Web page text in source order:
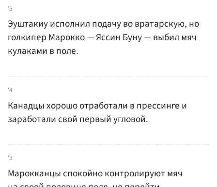
'5
Эуштакиу исполнил подачу во вратарскую, но
голкипер Марокко — Яссин Буну — выбил мяч
кулаками в поле.
'4
Канадцы хорошо отработали в прессинге и
заработали свой первый угловой.
'3
Марокканцы спокойно контролируют мяч